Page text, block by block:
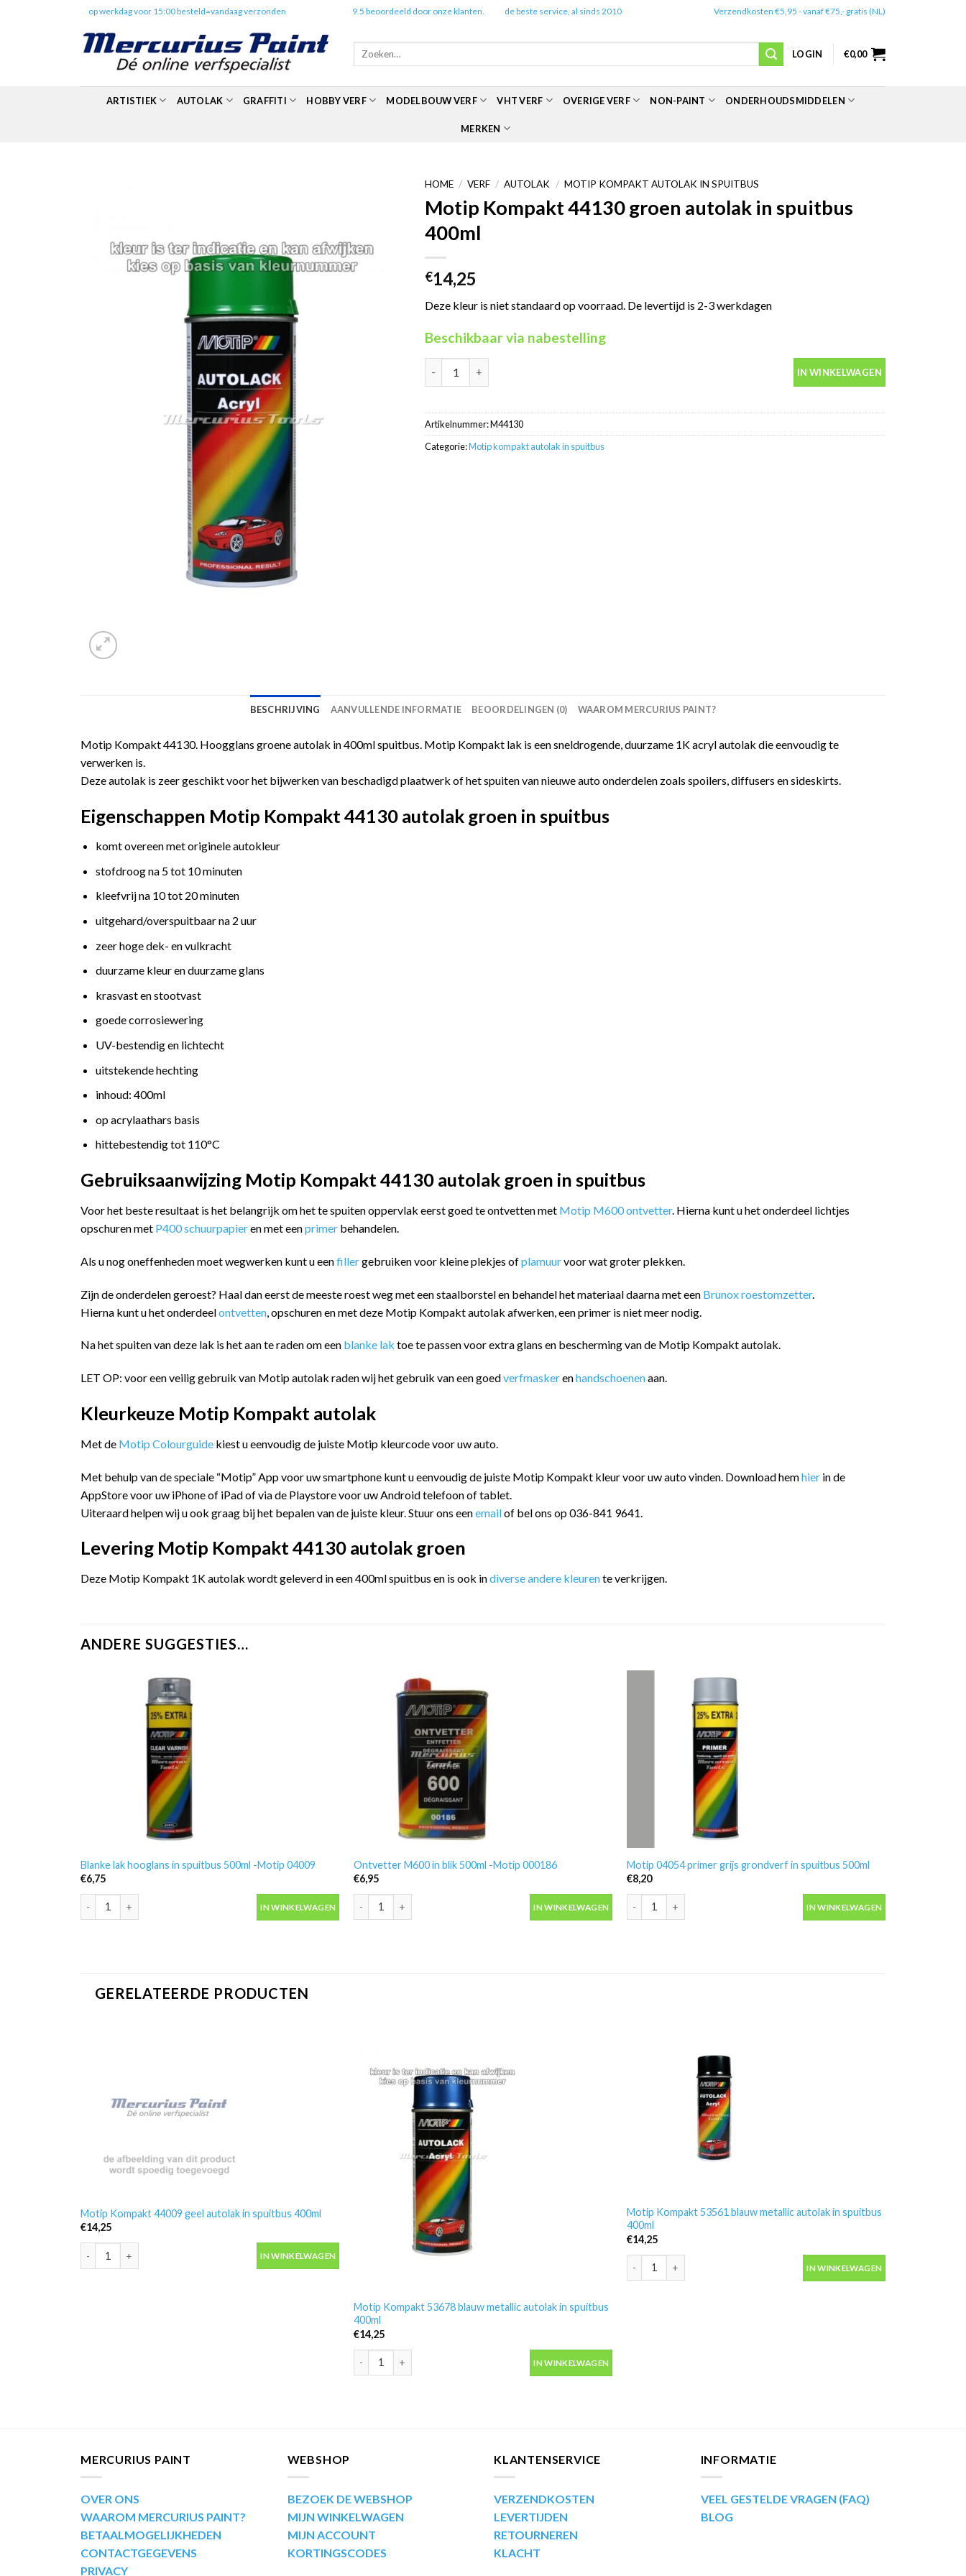
op werkdag voor 15:00 besteld=vandaag verzonden 9.5 beoordeeld door onze klanten. de beste service, al sinds 2010 Verzendkosten €5,95 - vanaf €75,- gratis (NL)
Zoeken
LOGIN €0,00
ARTISTIEK AUTOLAK GRAFFITI HOBBY VERF MODELBOUW VERF VHT VERF OVERIGE VERF NON-PAINT ONDERHOUDSMIDDELEN
MERKEN
HOME / VERF / AUTOLAK / MOTIP KOMPAKT AUTOLAK IN SPUITBUS
Motip Kompakt 44130 groen autolak in spuitbus
400ml
€14,25
Deze kleur is niet standaard op voorraad. De levertijd is 2-3 werkdagen
Beschikbaar via nabestelling
IN WINKELWAGEN
Artikelnummer:M44130
Categorie:Motip kompakt autolak in spuitbus
BESCHRIJVING AANVULLENDE INFORMATIE BEOORDELINGEN (0) WAAROM MERCURIUS PAINT?
Motip Kompakt 44130. Hoogglans groene autolak in 400ml spuitbus. Motip Kompakt lak is een sneldrogende, duurzame 1K acryl autolak die eenvoudig te
verwerken is.
Deze autolak is zeer geschikt voor het bijwerken van beschadigd plaatwerk of het spuiten van nieuwe auto onderdelen zoals spoilers, diffusers en sideskirts.
Eigenschappen Motip Kompakt 44130 autolak groen in spuitbus
komt overeen met originele autokleur
stofdroog na 5 tot 10 minuten
kleefvrij na 10 tot 20 minuten
uitgehard/overspuitbaar na 2 uur
zeer hoge dek- en vulkracht
duurzame kleur en duurzame glans
krasvast en stootvast
goede corrosiewering
UV-bestendig en lichtecht
uitstekende hechting
inhoud: 400ml
op acrylaathars basis
hittebestendig tot 110°C
Gebruiksaanwijzing Motip Kompakt 44130 autolak groen in spuitbus
Voor het beste resultaat is het belangrijk om het te spuiten oppervlak eerst goed te ontvetten met Motip M600 ontvetter. Hierna kunt u het onderdeel lichtjes
opschuren met P400 schuurpapieren met eenprimer behandelen.
Als u nog oneffenheden moet wegwerken kunt u eenfillergebruiken voor kleine plekjes ofplamuurvoor wat groter plekken.
Zijn de onderdelen geroest? Haal dan eerst de meeste roest weg met een staalborstel en behandel het materiaal daarna met een Brunox roestomzetter.
Hierna kunt u het onderdeelontvetten , opschuren en met deze Motip Kompakt autolak afwerken, een primer is niet meer nodig.
Na het spuiten van deze lak is het aan te raden om een blanke lak toe te passen voor extra glans en bescherming van de Motip Kompakt autolak.
LET OP: voor een veilig gebruik van Motip autolak raden wij het gebruik van een goedverfmaskerenhandschoenenaan.
Kleurkeuze Motip Kompakt autolak
Met de Motip Colourguide kiest u eenvoudig de juiste Motip kleurcode voor uw auto.
Met behulp van de speciale “Motip” App voor uw smartphone kunt u eenvoudig de juiste Motip Kompakt kleur voor uw auto vinden. Download hemhier in de
AppStore voor uw iPhone of iPad of via de Playstore voor uw Android telefoon of tablet.
Uiteraard helpen wij u ook graag bij het bepalen van de juiste kleur. Stuur ons eenemailof bel ons op 036-841 9641.
Levering Motip Kompakt 44130 autolak groen
Deze Motip Kompakt 1K autolak wordt geleverd in een 400ml spuitbus en is ook indiverse andere kleurente verkrijgen.
ANDERE SUGGESTIES…
Blanke lak hooglans in spuitbus 500ml -Motip 04009
€6,75
Blanke lak hooglans in spuitbus 500ml -Motip 04009 aantal
IN WINKELWAGEN
Ontvetter M600 in blik 500ml -Motip 000186
€6,95
Ontvetter M600 in blik 500ml -Motip 000186 aantal
IN WINKELWAGEN
Motip 04054 primer grijs grondverf in spuitbus 500ml
€8,20
Motip 04054 primer grijs grondverf in spuitbus 500ml aantal
IN WINKELWAGEN
GERELATEERDE PRODUCTEN
Motip Kompakt 44009 geel autolak in spuitbus 400ml
€14,25
Motip Kompakt 44009 geel autolak in spuitbus 400ml aantal
IN WINKELWAGEN
Motip Kompakt 53678 blauw metallic autolak in spuitbus
400ml
€14,25
Motip Kompakt 53678 blauw metallic autolak in spuitbus 400ml aantal
IN WINKELWAGEN
Motip Kompakt 53561 blauw metallic autolak in spuitbus
400ml
€14,25
Motip Kompakt 53561 blauw metallic autolak in spuitbus 400ml aantal
IN WINKELWAGEN
MERCURIUS PAINT
OVER ONS
WAAROM MERCURIUS PAINT?
BETAALMOGELIJKHEDEN
CONTACTGEGEVENS
PRIVACY
WEBSHOP
BEZOEK DE WEBSHOP
MIJN WINKELWAGEN
MIJN ACCOUNT
KORTINGSCODES
KLANTENSERVICE
VERZENDKOSTEN
LEVERTIJDEN
RETOURNEREN
KLACHT
INFORMATIE
VEEL GESTELDE VRAGEN (FAQ)
BLOG